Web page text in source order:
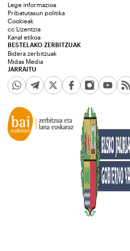
JARRAITU
Lege informazioa
Pribatutasun politika
Cookieak
cc Lizentzia
Kanal etikoa
BESTELAKO ZERBITZUAK
Bidera zerbitzuak
Midas Media